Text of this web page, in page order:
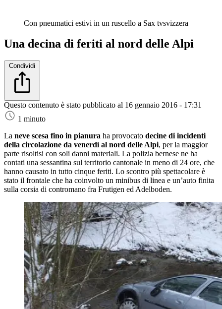
Con pneumatici estivi in un ruscello a Sax tvsvizzera
Una decina di feriti al nord delle Alpi
Condividi
Questo contenuto è stato pubblicato al 16 gennaio 2016 - 17:31
1 minuto
La neve scesa fino in pianura ha provocato decine di incidenti
della circolazione da venerdì al nord delle Alpi, per la maggior
parte risoltisi con soli danni materiali. La polizia bernese ne ha
contati una sessantina sul territorio cantonale in meno di 24 ore, che
hanno causato in tutto cinque feriti. Lo scontro più spettacolare è
stato il frontale che ha coinvolto un minibus di linea e un’auto finita
sulla corsia di contromano fra Frutigen ed Adelboden.